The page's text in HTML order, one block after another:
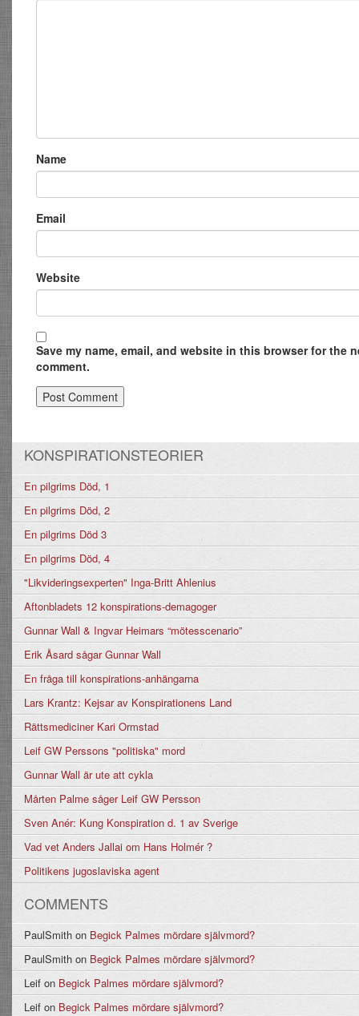
Name
Email
Website
Save my name, email, and website in this browser for the
comment.
KONSPIRATIONSTEORIER
En pilgrims Död, 1
En pilgrims Död, 2
En pilgrims Död 3
En pilgrims Död, 4
"Likvideringsexperten" Inga-Britt Ahlenius
Aftonbladets 12 konspirations-demagoger
Gunnar Wall & Ingvar Heimars “mötesscenario”
Erik Åsard sågar Gunnar Wall
En fråga till konspirations-anhängarna
Lars Krantz: Kejsar av Konspirationens Land
Rättsmediciner Kari Ormstad
Leif GW Perssons "politiska" mord
Gunnar Wall är ute att cykla
Mårten Palme såger Leif GW Persson
Sven Anér: Kung Konspiration d. 1 av Sverige
Vad vet Anders Jallai om Hans Holmér ?
Politikens jugoslaviska agent
COMMENTS
PaulSmith on Begick Palmes mördare självmord?
PaulSmith on Begick Palmes mördare självmord?
Leif on Begick Palmes mördare självmord?
Leif on Begick Palmes mördare självmord?